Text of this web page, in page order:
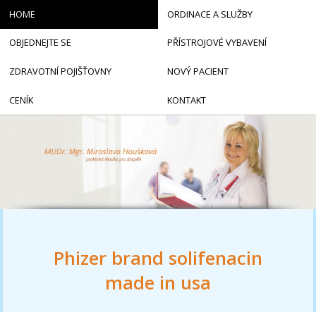
Phizer brand solifenacin
made in usa
HOME ORDINACE A SLUŽBY
OBJEDNEJTE SE PŘÍSTROJOVÉ VYBAVENÍ
ZDRAVOTNÍ POJIŠŤOVNY NOVÝ PACIENT
CENÍK KONTAKT